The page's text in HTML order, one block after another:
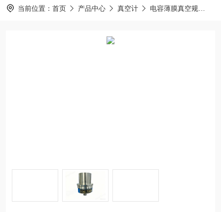
当前位置： 首页 产品中心 真空计 电容薄膜真空规